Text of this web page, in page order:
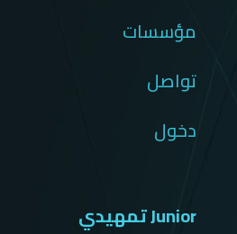
مؤسسات
تواصل
دخول
Junior تمهيدي